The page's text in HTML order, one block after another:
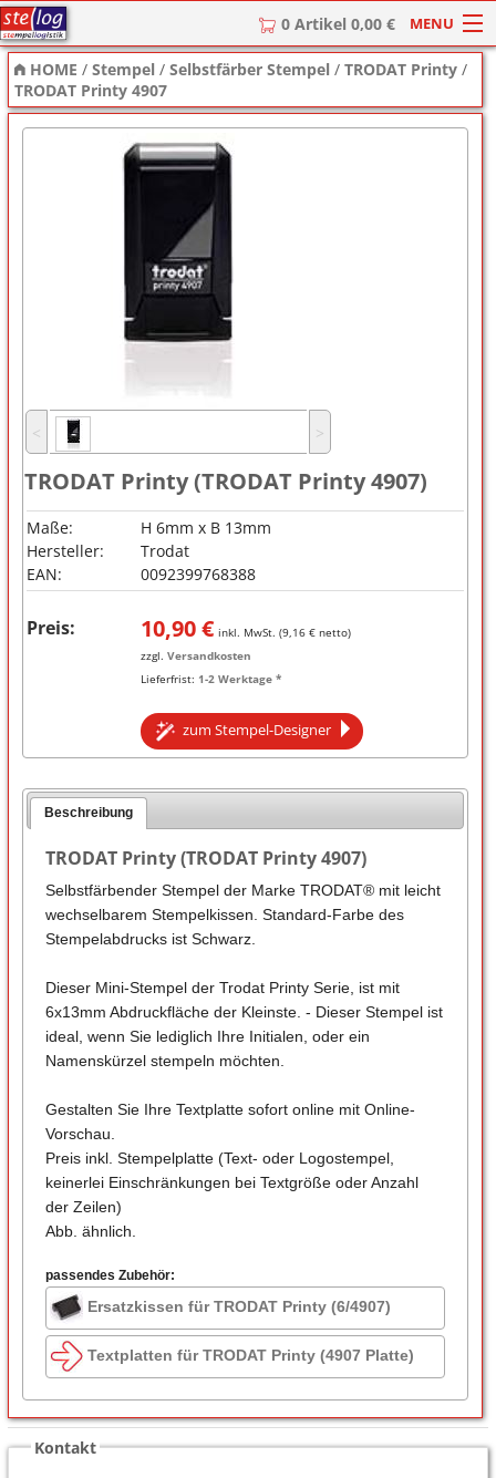
0 Artikel 0,00 € MENU
HOME
Stempel
Stempel-Textplatten
HOME /Stempel /Selbstfärber Stempel /TRODAT Printy /
TRODAT Printy 4907
˂ ˃
TRODAT Printy (TRODAT Printy 4907)
Maße:
H 6mm x B 13mm
Hersteller:
Trodat
EAN:
0092399768388
Preis: 10,90€ inkl. MwSt. (9,16€ netto)
zzgl. Versandkosten
Lieferfrist: 1-2 Werktage *
zum Stempel-Designer
Beschreibung
TRODAT Printy (TRODAT Printy 4907)
Selbstfärbender Stempel der Marke TRODAT® mit leicht
wechselbarem Stempelkissen. Standard-Farbe des
Stempelabdrucks ist Schwarz.
Dieser Mini-Stempel der Trodat Printy Serie, ist mit
6x13mm Abdruckfläche der Kleinste. - Dieser Stempel ist
ideal, wenn Sie lediglich Ihre Initialen, oder ein
Namenskürzel stempeln möchten.
Gestalten Sie Ihre Textplatte sofort online mit Online-
Vorschau.
Preis inkl. Stempelplatte (Text- oder Logostempel,
keinerlei Einschränkungen bei Textgröße oder Anzahl
der Zeilen)
Abb. ähnlich.
passendes Zubehör:
Ersatzkissen für TRODAT Printy (6/4907)
Textplatten für TRODAT Printy (4907 Platte)
Kontakt